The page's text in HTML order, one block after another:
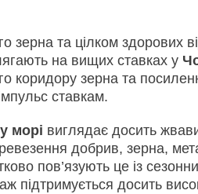
зерна та цілком здорових
на вищих ставках у
коридору зерна та
ставкам.
морі виглядає досить
добрив, зерна,
пов’язують це із
підтримується досить